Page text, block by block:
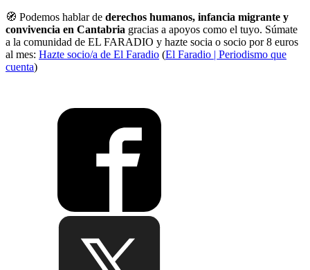
🧭 Podemos hablar de derechos humanos, infancia migrante y
convivencia en Cantabria gracias a apoyos como el tuyo. Súmate
a la comunidad de EL FARADIO y hazte socia o socio por 8 euros
al mes: Hazte socio/a de El Faradio (El Faradio | Periodismo que
cuenta)